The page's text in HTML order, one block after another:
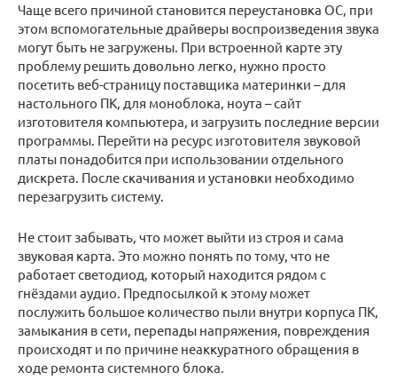
Чаще всего причиной становится переустановка ОС, при
этом вспомогательные драйверы воспроизведения звука
могут быть не загружены. При встроенной карте эту
проблему решить довольно легко, нужно просто
посетить веб-страницу поставщика материнки – для
настольного ПК, для моноблока, ноута – сайт
изготовителя компьютера, и загрузить последние версии
программы. Перейти на ресурс изготовителя звуковой
платы понадобится при использовании отдельного
дискрета. После скачивания и установки необходимо
перезагрузить систему.
Не стоит забывать, что может выйти из строя и сама
звуковая карта. Это можно понять по тому, что не
работает светодиод, который находится рядом с
гнёздами аудио. Предпосылкой к этому может
послужить большое количество пыли внутри корпуса ПК,
замыкания в сети, перепады напряжения, повреждения
происходят и по причине неаккуратного обращения в
ходе ремонта системного блока.